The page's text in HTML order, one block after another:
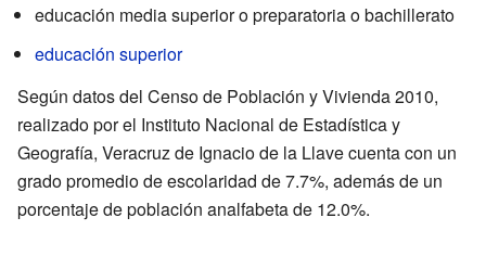
educación media superior o preparatoria o bachillerato
educación superior
Según datos del Censo de Población y Vivienda 2010,
realizado por el Instituto Nacional de Estadística y
Geografía, Veracruz de Ignacio de la Llave cuenta con un
grado promedio de escolaridad de 7.7%, además de un
porcentaje de población analfabeta de 12.0%.